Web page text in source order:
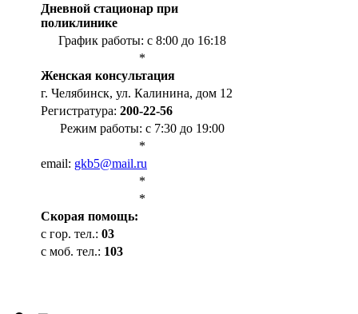
Дневной стационар при
поликлинике
График работы: с 8:00 до 16:18
*
Женская консультация
г. Челябинск, ул. Калинина, дом 12
Регистратура: 200-22-56
Режим работы: с 7:30 до 19:00
*
email: gkb5@mail.ru
*
*
Cкорая помощь:
с гор. тел.: 03
с моб. тел.: 103